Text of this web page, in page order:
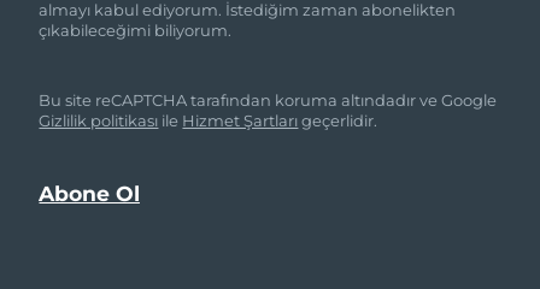
almayı kabul ediyorum. İstediğim zaman abonelikten
çıkabileceğimi biliyorum.
Bu site reCAPTCHA tarafından koruma altındadır ve Google
Gizlilik politikası ile Hizmet Şartlarıgeçerlidir.